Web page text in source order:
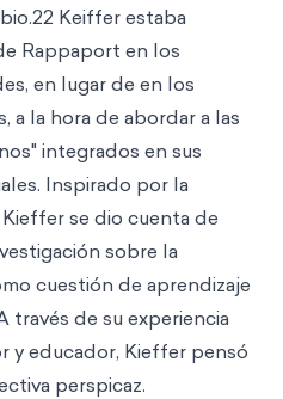
Keiffer estaba
Rappaport en los
en lugar de en los
a la hora de abordar a las
integrados en sus
Inspirado por la
se dio cuenta de
sobre la
cuestión de aprendizaje
través de su experiencia
y educador, Kieffer pensó
perspicaz.